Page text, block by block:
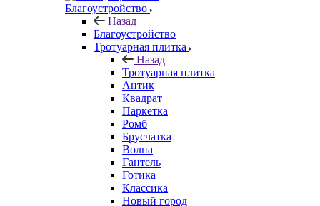
Благоустройство
Назад
Благоустройство
Тротуарная плитка
Назад
Тротуарная плитка
Антик
Квадрат
Паркетка
Ромб
Брусчатка
Волна
Гантель
Готика
Классика
Новый город